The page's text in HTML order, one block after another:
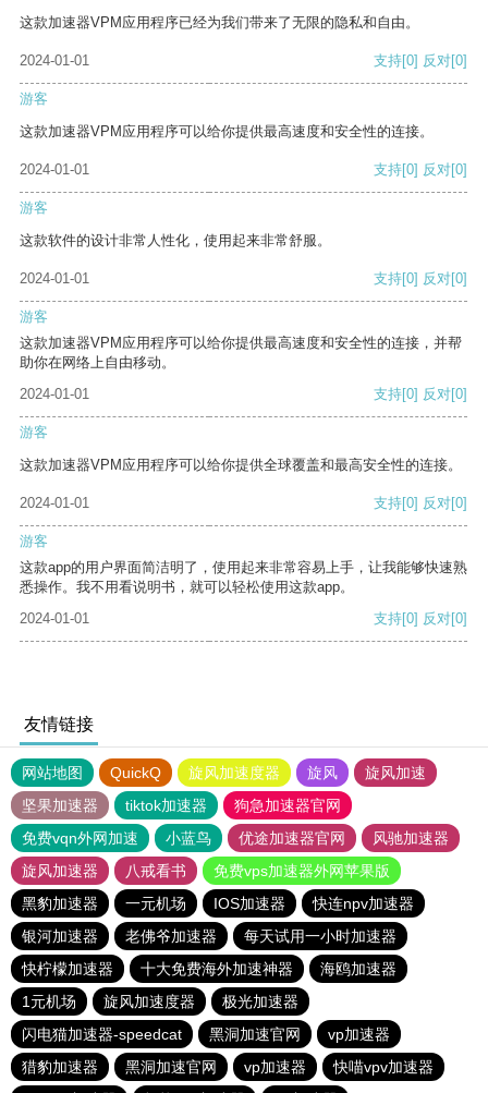
这款加速器VPM应用程序已经为我们带来了无限的隐私和自由。
2024-01-01 支持[0] 反对[0]
游客
这款加速器VPM应用程序可以给你提供最高速度和安全性的连接。
2024-01-01 支持[0] 反对[0]
游客
这款软件的设计非常人性化，使用起来非常舒服。
2024-01-01 支持[0] 反对[0]
游客
这款加速器VPM应用程序可以给你提供最高速度和安全性的连接，并帮
助你在网络上自由移动。
2024-01-01
支持[0] 反对[0]
游客
这款加速器VPM应用程序可以给你提供全球覆盖和最高安全性的连接。
2024-01-01 支持[0] 反对[0]
游客
这款app的用户界面简洁明了，使用起来非常容易上手，让我能够快速熟
悉操作。我不用看说明书，就可以轻松使用这款app。
2024-01-01
支持[0] 反对[0]
友情链接
网站地图 QuickQ 旋风加速度器 旋风
旋风加速
坚果加速器
tiktok加速器
狗急加速器官网
免费vqn外网加速
小蓝鸟 优途加速器官网
风驰加速器
旋风加速器
八戒看书
免费vps加速器外网苹果版
黑豹加速器
一元机场 IOS加速器
快连npv加速器
银河加速器
老佛爷加速器
每天试用一小时加速器
快柠檬加速器
十大免费海外加速神器
海鸥加速器
1元机场
旋风加速度器
极光加速器
闪电猫加速器-speedcat
黑洞加速官网
vp加速器
猎豹加速器
黑洞加速官网 vp加速器
快喵vpv加速器